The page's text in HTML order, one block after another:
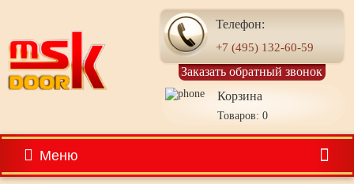
Телефон:
+7 (495) 132-60-59
Заказать обратный звонок
Корзина
Товаров: 0
Меню